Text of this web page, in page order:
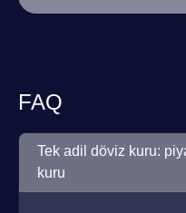
FAQ
Tek adil döviz kuru:
kuru